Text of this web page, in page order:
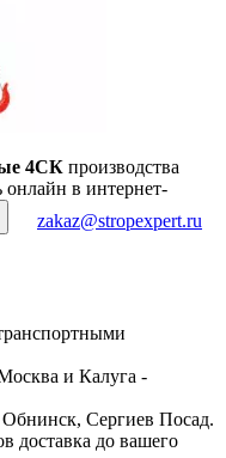
4СК производства
в интернет-
zakaz@stropexpert.ru
и Калуга -
Сергиев Посад.
доставка до вашего